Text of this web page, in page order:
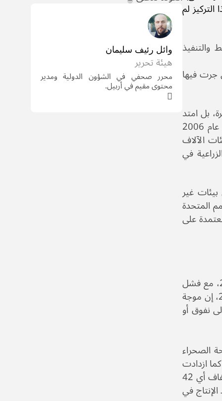
يقبل الشك أن هذا التركيز لم
جرت فيها
بل امتد
ليشمل معظم أنهار سوريا وكثيرًا من أراضيها. وفقاً للأمم المتحدة والاتحاد الدُّوَليّ للصليب الأحمر، أثرت دورة جفاف عام 2006
الآلاف
في
غير
المتحدة
المعتمدة على
تزايد عدد الخبراء الذين يعزون انطلاق الاحتجاجات في العام 2011 إلى أزمة الجفاف التي ضربت سوريا منذ عام 2006، مع فشل
الحكومة في استباق المشكلة أو معالجتها أو حتى تخفيف حدتها. ووفقًا لدراسة نشرها الباحث “جون وتربري” عام 2013، إن موجة
ألف شخص، بالإضافة إلى نفوق أو
الصحراء
فيها عن 200 ميليمتر سنوياً). كما ازدادت
مساحة المنطقة المهددة بالتصحر 51 بالمئة. وخلال خمسين سنة منذ عام 1961 حتى بداية 2011 توالت 21 سنة جفاف أي 42
في
وائل رئيف سليمان
هيئة تحرير
محرر صحفي في الشؤون الدولية ومدير
محتوى مقيم في أربيل.